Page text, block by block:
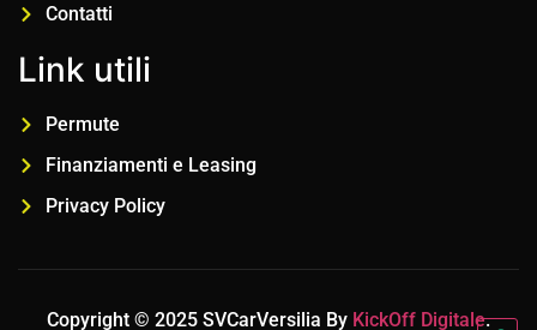
Contatti
Link utili
Permute
Finanziamenti e Leasing
Privacy Policy
Copyright © 2025 SVCarVersilia By KickOff Digitale.